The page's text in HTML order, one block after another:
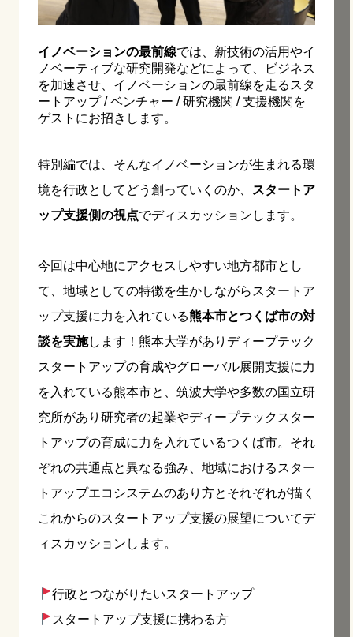
イノベーションの最前線では、新技術の活用やイ
ノベーティブな研究開発などによって、ビジネス
を加速させ、イノベーションの最前線を走るスタ
ートアップ / ベンチャー / 研究機関 / 支援機関を
ゲストにお招きします。
特別編では、そんなイノベーションが生まれる環
境を行政としてどう創っていくのか、
スタートア
ップ支援側の視点でディスカッションします。
今回は中心地にアクセスしやすい地方都市とし
て、地域としての特徴を生かしながらスタートア
ップ支援に力を入れている熊本市とつくば市の対
談を実施します！熊本大学がありディープテック
スタートアップの育成やグローバル展開支援に力
を入れている熊本市と、筑波大学や多数の国立研
究所があり研究者の起業やディープテックスター
トアップの育成に力を入れているつくば市。それ
ぞれの共通点と異なる強み、地域におけるスター
トアップエコシステムのあり方とそれぞれが描く
これからのスタートアップ支援の展望についてデ
ィスカッションします。
行政とつながりたいスタートアップ
スタートアップ支援に携わる方